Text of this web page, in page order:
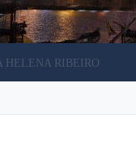
HELENA RIBEIRO